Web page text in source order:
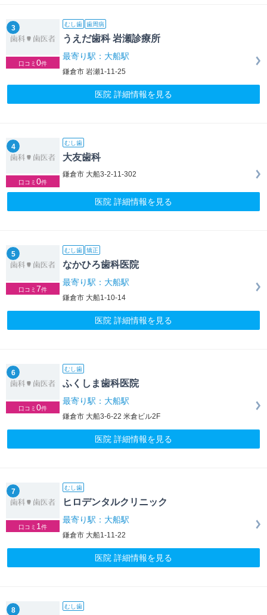
3
口コミ 0件
むし歯 歯周病
うえだ歯科 岩瀬診療所
最寄り駅：大船駅
鎌倉市 岩瀬1-11-25
医院 詳細情報を見る
4
口コミ 0件
むし歯
大友歯科
鎌倉市 大船3-2-11-302
医院 詳細情報を見る
5
口コミ 7件
むし歯 矯正
なかひろ歯科医院
最寄り駅：大船駅
鎌倉市 大船1-10-14
医院 詳細情報を見る
6
口コミ 0件
むし歯
ふくしま歯科医院
最寄り駅：大船駅
鎌倉市 大船3-6-22 米倉ビル2F
医院 詳細情報を見る
7
口コミ 1 件
むし歯
ヒロデンタルクリニック
最寄り駅：大船駅
鎌倉市 大船1-11-22
医院 詳細情報を見る
8 むし歯